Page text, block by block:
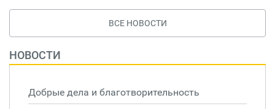
ВСЕ НОВОСТИ
НОВОСТИ
Добрые дела и благотворительность